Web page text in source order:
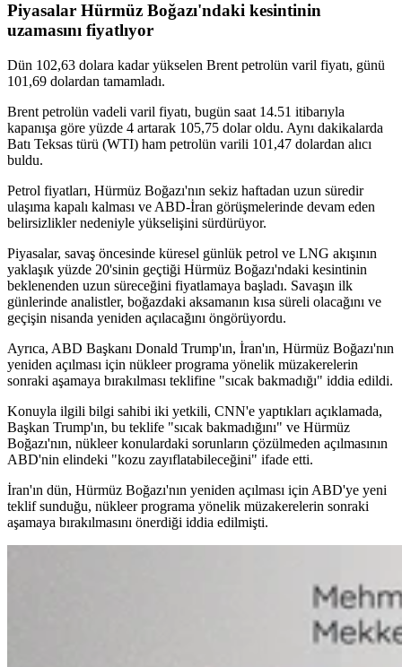
Piyasalar Hürmüz Boğazı'ndaki kesintinin
uzamasını fiyatlıyor
Dün 102,63 dolara kadar yükselen Brent petrolün varil fiyatı, günü
101,69 dolardan tamamladı.
Brent petrolün vadeli varil fiyatı, bugün saat 14.51 itibarıyla
kapanışa göre yüzde 4 artarak 105,75 dolar oldu. Aynı dakikalarda
Batı Teksas türü (WTI) ham petrolün varili 101,47 dolardan alıcı
buldu.
Petrol fiyatları, Hürmüz Boğazı'nın sekiz haftadan uzun süredir
ulaşıma kapalı kalması ve ABD-İran görüşmelerinde devam eden
belirsizlikler nedeniyle yükselişini sürdürüyor.
Piyasalar, savaş öncesinde küresel günlük petrol ve LNG akışının
yaklaşık yüzde 20'sinin geçtiği Hürmüz Boğazı'ndaki kesintinin
beklenenden uzun süreceğini fiyatlamaya başladı. Savaşın ilk
günlerinde analistler, boğazdaki aksamanın kısa süreli olacağını ve
geçişin nisanda yeniden açılacağını öngörüyordu.
Ayrıca, ABD Başkanı Donald Trump'ın, İran'ın, Hürmüz Boğazı'nın
yeniden açılması için nükleer programa yönelik müzakerelerin
sonraki aşamaya bırakılması teklifine "sıcak bakmadığı" iddia edildi.
Konuyla ilgili bilgi sahibi iki yetkili, CNN'e yaptıkları açıklamada,
Başkan Trump'ın, bu teklife "sıcak bakmadığını" ve Hürmüz
Boğazı'nın, nükleer konulardaki sorunların çözülmeden açılmasının
ABD'nin elindeki "kozu zayıflatabileceğini" ifade etti.
İran'ın dün, Hürmüz Boğazı'nın yeniden açılması için ABD'ye yeni
teklif sunduğu, nükleer programa yönelik müzakerelerin sonraki
aşamaya bırakılmasını önerdiği iddia edilmişti.